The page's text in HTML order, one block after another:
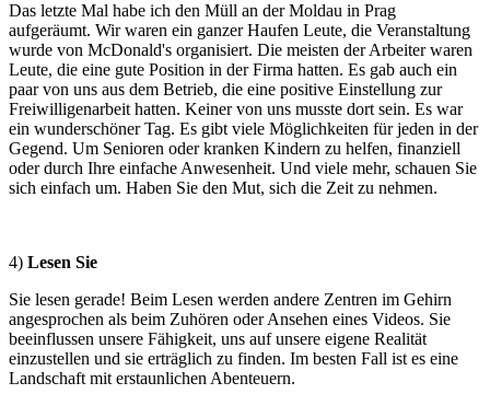
Das letzte Mal habe ich den Müll an der Moldau in Prag
aufgeräumt. Wir waren ein ganzer Haufen Leute, die Veranstaltung
wurde von McDonald's organisiert. Die meisten der Arbeiter waren
Leute, die eine gute Position in der Firma hatten. Es gab auch ein
paar von uns aus dem Betrieb, die eine positive Einstellung zur
Freiwilligenarbeit hatten. Keiner von uns musste dort sein. Es war
ein wunderschöner Tag. Es gibt viele Möglichkeiten für jeden in der
Gegend. Um Senioren oder kranken Kindern zu helfen, finanziell
oder durch Ihre einfache Anwesenheit. Und viele mehr, schauen Sie
sich einfach um. Haben Sie den Mut, sich die Zeit zu nehmen.
4) Lesen Sie
Sie lesen gerade! Beim Lesen werden andere Zentren im Gehirn
angesprochen als beim Zuhören oder Ansehen eines Videos. Sie
beeinflussen unsere Fähigkeit, uns auf unsere eigene Realität
einzustellen und sie erträglich zu finden. Im besten Fall ist es eine
Landschaft mit erstaunlichen Abenteuern.